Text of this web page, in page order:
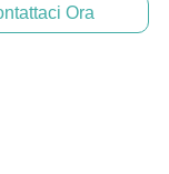
Ora